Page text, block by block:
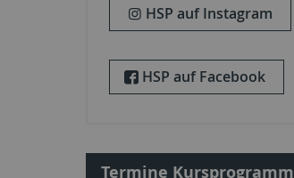
HSP auf Instagram
HSP auf Facebook
Termine Kursprogramm